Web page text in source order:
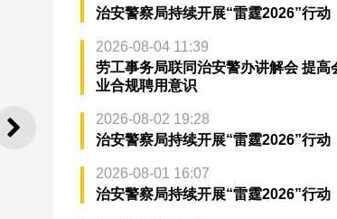
下一则
治安警察局持续开展“雷霆2026”行动
2026-08-04 11:39
劳工事务局联同治安警办讲解会 提高
业合规聘用意识
2026-08-02 19:28
治安警察局持续开展“雷霆2026”行动
2026-08-01 16:07
治安警察局持续开展“雷霆2026”行动